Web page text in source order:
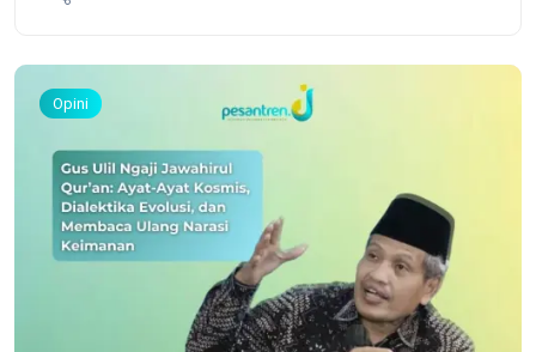
Umum PBNU KH Yahya Cholil Staquf dengan
Menteri Kesehatan Republik Indones
Opini